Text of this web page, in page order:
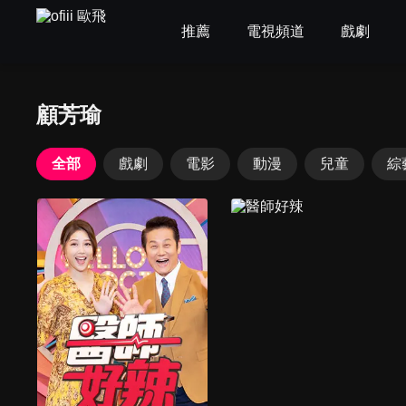
推薦 電視頻道 戲劇
顧芳瑜
全部 戲劇 電影 動漫 兒童 綜